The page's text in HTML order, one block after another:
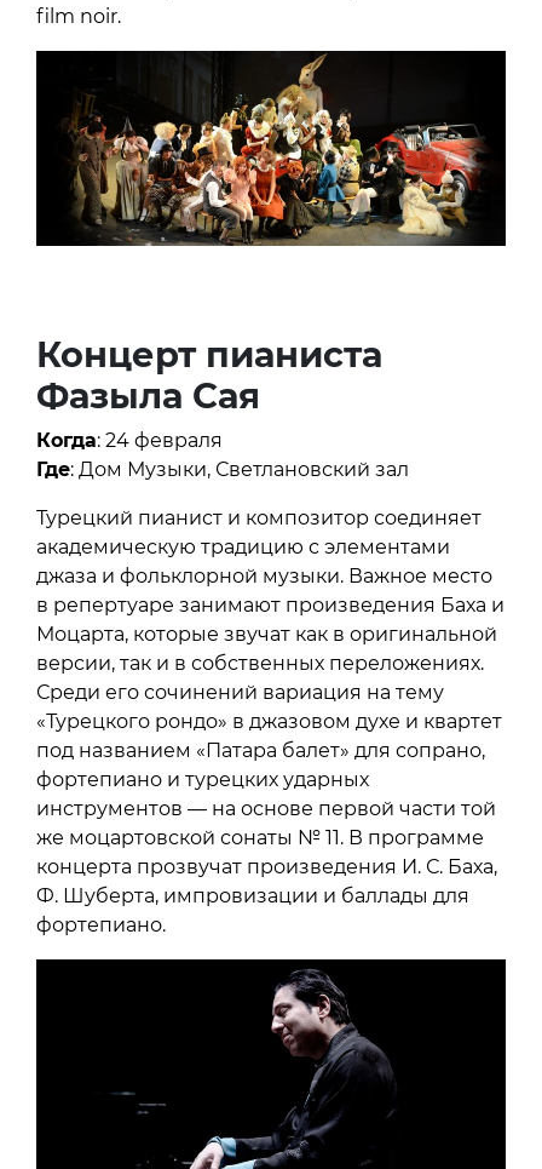
film noir.
Концерт пианиста
Фазыла Сая
Когда: 24 февраля
Где: Дом Музыки, Светлановский зал
Турецкий пианист и композитор соединяет
академическую традицию с элементами
джаза и фольклорной музыки. Важное место
в репертуаре занимают произведения Баха и
Моцарта, которые звучат как в оригинальной
версии, так и в собственных переложениях.
Среди его сочинений вариация на тему
«Турецкого рондо» в джазовом духе и квартет
под названием «Патара балет» для сопрано,
фортепиано и турецких ударных
инструментов — на основе первой части той
же моцартовской сонаты № 11. В программе
концерта прозвучат произведения И. С. Баха,
Ф. Шуберта, импровизации и баллады для
фортепиано.